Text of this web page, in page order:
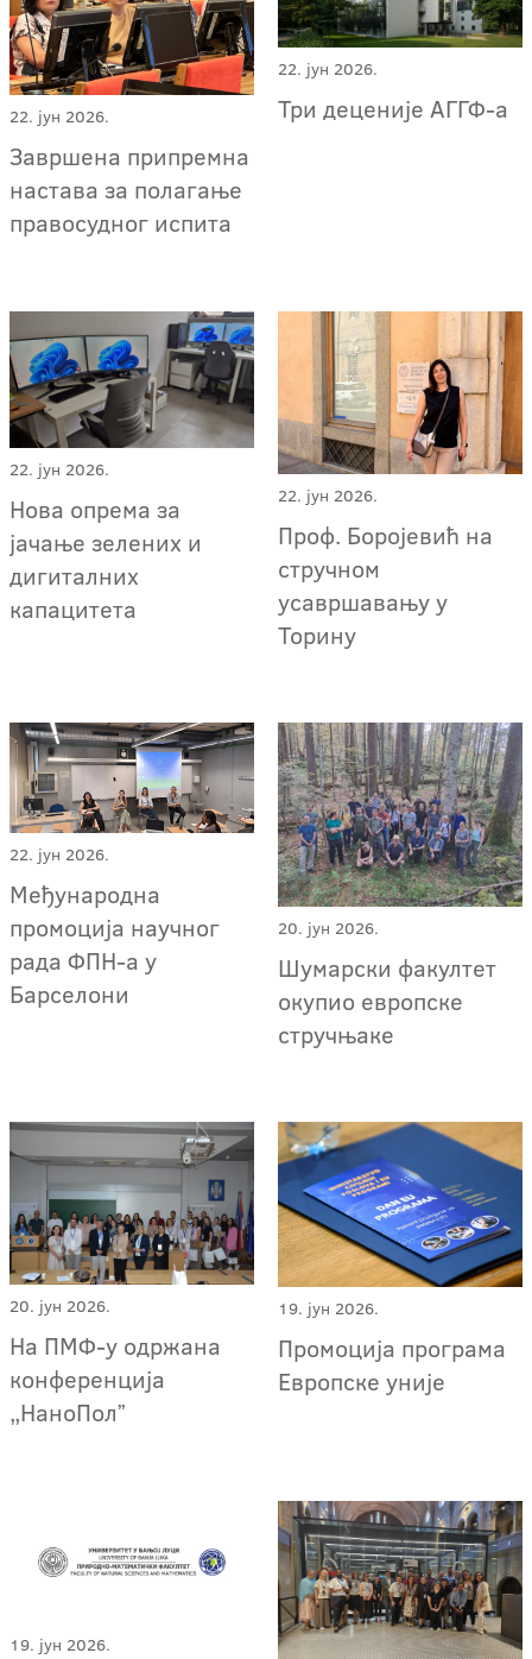
22. јун 2026.
Завршена припремна
настава за полагање
правосудног испита
22. јун 2026.
Три деценије АГГФ-a
22. јун 2026.
Нова опрема за
јачање зелених и
дигиталних
капацитета
22. јун 2026.
Проф. Боројевић на
стручном
усавршавању у
Торину
22. јун 2026.
Међународна
промоција научног
рада ФПН-а у
Барселони
20. јун 2026.
Шумарски факултет
окупио европске
стручњаке
20. јун 2026.
На ПМФ-у одржана
конференција
„НаноПолˮ
19. јун 2026.
Промоција програма
Европске уније
19. јун 2026.